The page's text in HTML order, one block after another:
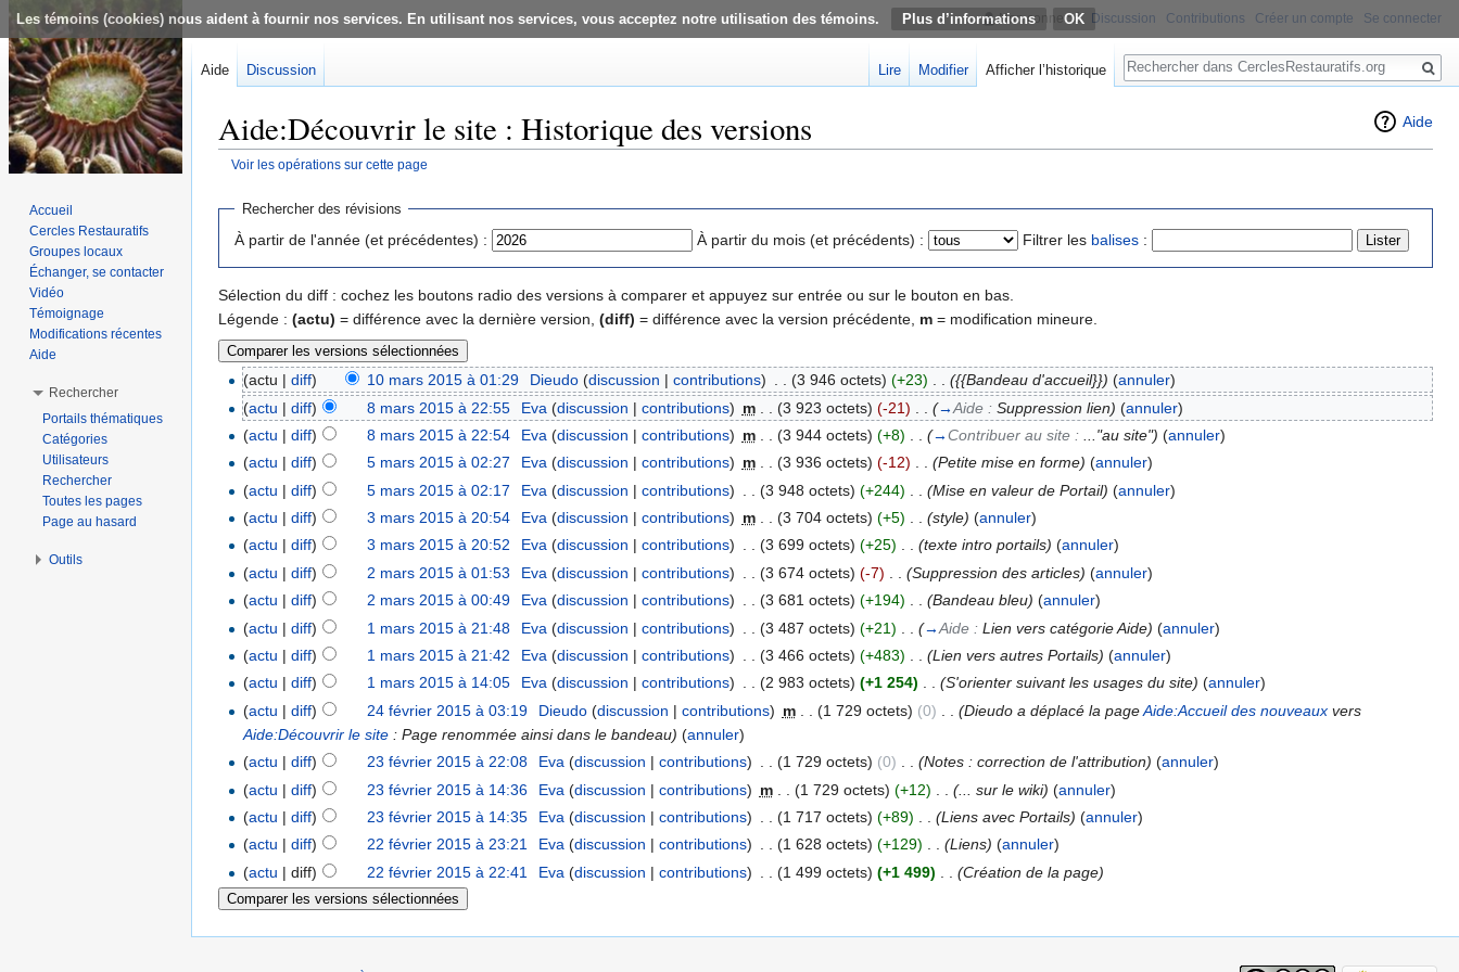
Les témoins (cookies) nous aident à fournir nos services. En utilisant nos services, vous acceptez notre utilisation des témoins. Plus d’informations
Aide
Aide:Découvrir le site : Historique des versions
Voir les opérations sur cette page
Rechercher des révisions
À partir de l'année (et précédentes) : À partir du mois (et précédents) : Filtrer les balises :
Sélection du diff : cochez les boutons radio des versions à comparer et appuyez sur entrée ou sur le bouton en bas.
Légende : (actu) = différence avec la dernière version, (diff) = différence avec la version précédente, m = modification mineure.
(actu |diff) 10 mars 2015 à 01:29 Dieudo (discussion | contributions) (3 946 octets) (+23) ({{Bandeau d'accueil}}) (annuler)
(actu |diff) 8 mars 2015 à 22:55 Eva (discussion | contributions) m (3 923 octets) (-21) (→Aide : Suppression lien) (annuler)
(actu |diff) 8 mars 2015 à 22:54 Eva (discussion | contributions) m (3 944 octets) (+8) (→Contribuer au site : ..."au site") (annuler)
(actu |diff) 5 mars 2015 à 02:27 Eva (discussion | contributions) m . . (3 936 octets) (-12) . . (Petite mise en forme) (annuler)
(actu |diff) 5 mars 2015 à 02:17 Eva (discussion | contributions) (3 948 octets) (+244) (Mise en valeur de Portail) (annuler)
(actu |diff) 3 mars 2015 à 20:54 Eva (discussion | contributions) m (3 704 octets) (+5) (style) (annuler)
(actu |diff) 3 mars 2015 à 20:52 Eva (discussion | contributions) . . (3 699 octets) (+25) . . (texte intro portails) (annuler)
(actu |diff) 2 mars 2015 à 01:53 Eva (discussion | contributions) (3 674 octets) (-7) (Suppression des articles) (annuler)
(actu |diff) 2 mars 2015 à 00:49 Eva (discussion | contributions) . . (3 681 octets) (+194) . . (Bandeau bleu) (annuler)
(actu |diff) 1 mars 2015 à 21:48 Eva (discussion | contributions) (3 487 octets) (+21) (→Aide : Lien vers catégorie Aide) (annuler)
(actu |diff) 1 mars 2015 à 21:42 Eva (discussion | contributions) (3 466 octets) (+483) (Lien vers autres Portails) (annuler)
(actu |diff) 1 mars 2015 à 14:05 Eva (discussion | contributions) . . (2 983 octets) (+1 254) . . (S'orienter suivant les usages du site) (annuler)
(actu |diff) 24 février 2015 à 03:19 Dieudo (discussion | contributions) m (1 729 octets) (0) (Dieudo a déplacé la pageAide:Accueil des nouveauxvers
Aide:Découvrir le site : Page renommée ainsi dans le bandeau) (annuler)
(actu |diff) 23 février 2015 à 22:08 Eva (discussion | contributions) (1 729 octets) (0) (Notes : correction de l'attribution) (annuler)
(actu |diff) 23 février 2015 à 14:36 Eva (discussion | contributions) m (1 729 octets) (+12) (... sur le wiki) (annuler)
(actu |diff) 23 février 2015 à 14:35 Eva (discussion | contributions) (1 717 octets) (+89) (Liens avec Portails) (annuler)
(actu |diff) 22 février 2015 à 23:21 Eva (discussion | contributions) . . (1 628 octets) (+129) . . (Liens) (annuler)
(actu | diff) 22 février 2015 à 22:41 Eva (discussion | contributions) (1 499 octets) (+1 499) (Création de la page)
Non connecté Discussion Contributions Créer un compte Se connecter
Aide Discussion Lire Modifier Afficher l’historique
Rechercher
Accueil
Cercles Restauratifs
Groupes locaux
Échanger, se contacter
Vidéo
Témoignage
Modifications récentes
Aide
Rechercher
Portails thématiques
Catégories
Utilisateurs
Rechercher
Toutes les pages
Page au hasard
Outils